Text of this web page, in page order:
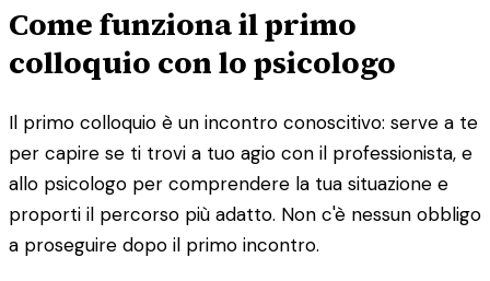
Come funziona il primo
colloquio con lo psicologo
Il primo colloquio è un incontro conoscitivo: serve a te
per capire se ti trovi a tuo agio con il professionista, e
allo psicologo per comprendere la tua situazione e
proporti il percorso più adatto. Non c'è nessun obbligo
a proseguire dopo il primo incontro.